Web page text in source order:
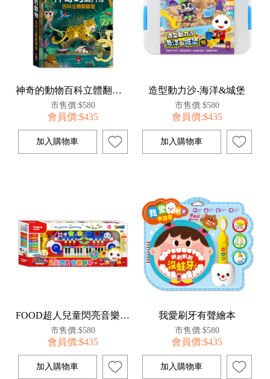
神奇的動物百科立體翻翻書
市售價:$580
會員價:$435
造型動力沙-海洋&城堡
市售價:$580
會員價:$435
FOOD超人兒童閃亮音樂鋼琴
市售價:$580
會員價:$435
我愛刷牙有聲繪本
市售價:$580
會員價:$435